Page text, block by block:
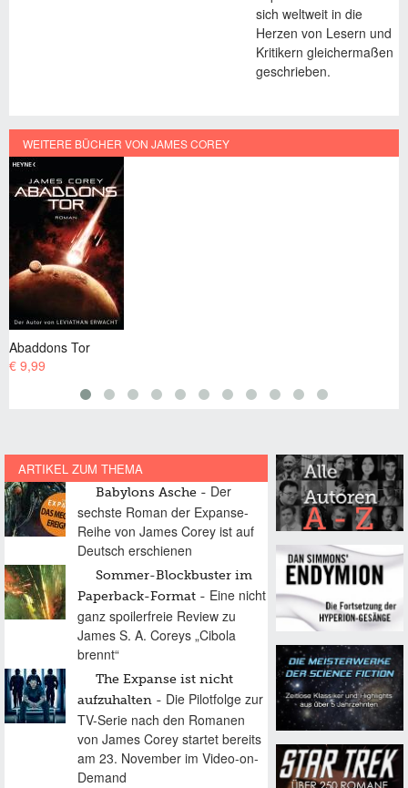
sich weltweit in die
Herzen von Lesern und
Kritikern gleichermaßen
geschrieben.
WEITERE BÜCHER VON JAMES COREY
ARTIKEL ZUM THEMA
Babylons Asche
Der
sechste Roman der Expanse-
Reihe von James Corey ist auf
Deutsch erschienen
Sommer-Blockbuster im
Paperback-Format
Eine nicht
ganz spoilerfreie Review zu
James S. A. Coreys „Cibola
brennt“
The Expanse ist nicht
aufzuhalten
Die Pilotfolge zur
TV-Serie nach den Romanen
von James Corey startet bereits
am 23. November im Video-on-
Demand